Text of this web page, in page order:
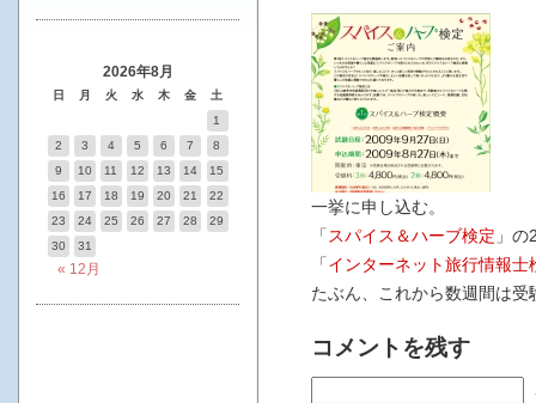
一挙に申し込む。
「 スパイス＆ハーブ検定 」
「インターネット旅行情報士
たぶん、これから数週間は受
コメントを残す
2026年8月
日 月 火 水 木 金 土
« 12月
1
2
3 4 5 6 7
8
9
10 11 12 13 14
15
16
17 18 19 20 21
22
23
24 25 26 27 28
29
30
31